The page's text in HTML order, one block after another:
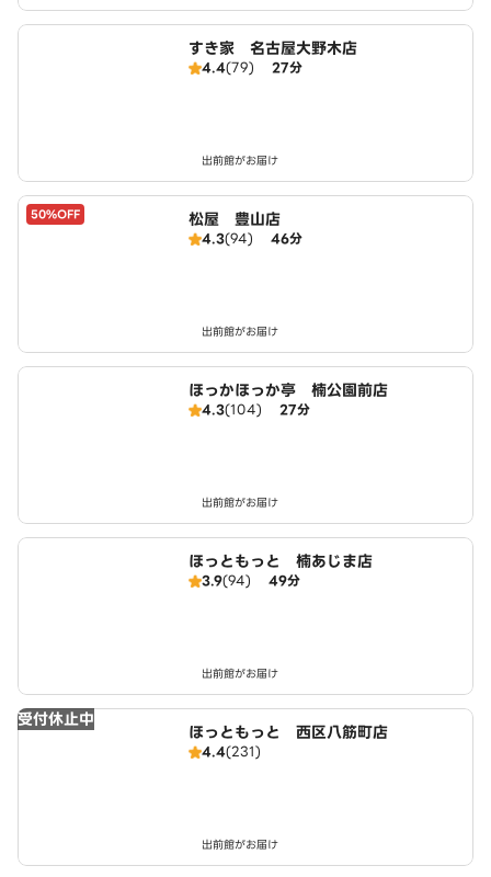
すき家 名古屋大野木店
4.4(79) 27分
出前館がお届け
50%OFF 松屋 豊山店
4.3(94) 46分
出前館がお届け
ほっかほっか亭 楠公園前店
4.3(104) 27分
出前館がお届け
ほっともっと 楠あじま店
3.9(94) 49分
出前館がお届け
受付休止中
ほっともっと 西区八筋町店
4.4(231)
出前館がお届け